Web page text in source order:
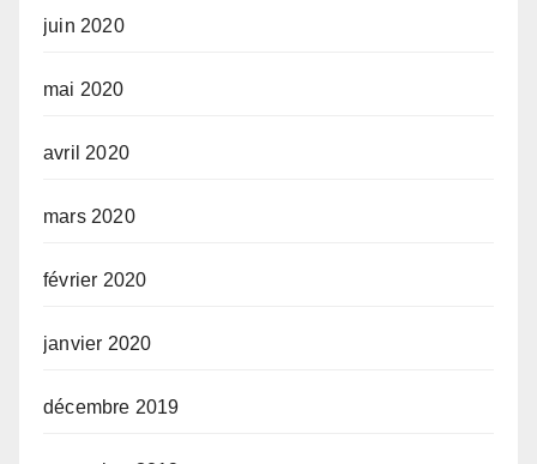
juin 2020
mai 2020
avril 2020
mars 2020
février 2020
janvier 2020
décembre 2019